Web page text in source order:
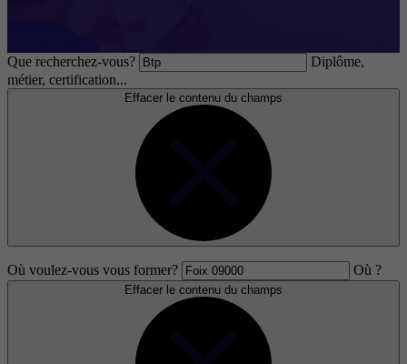
Que recherchez-vous?
Diplôme,
métier, certification...
Effacer le contenu du champs
Où voulez-vous vous former? Où ?
Effacer le contenu du champs